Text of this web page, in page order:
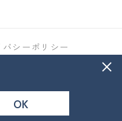
バシーポリシー
OK